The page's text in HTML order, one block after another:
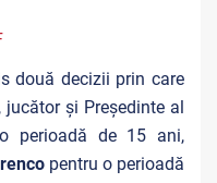
două decizii prin care
, jucător și Președinte al
perioadă de 15 ani,
pentru o perioadă